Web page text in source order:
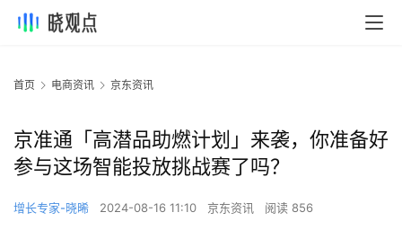
首页 电商资讯 京东资讯
京准通「高潜品助燃计划」来袭，你准备好
参与这场智能投放挑战赛了吗？
增长专家-晓晞 2024-08-16 11:10 京东资讯 阅读 856